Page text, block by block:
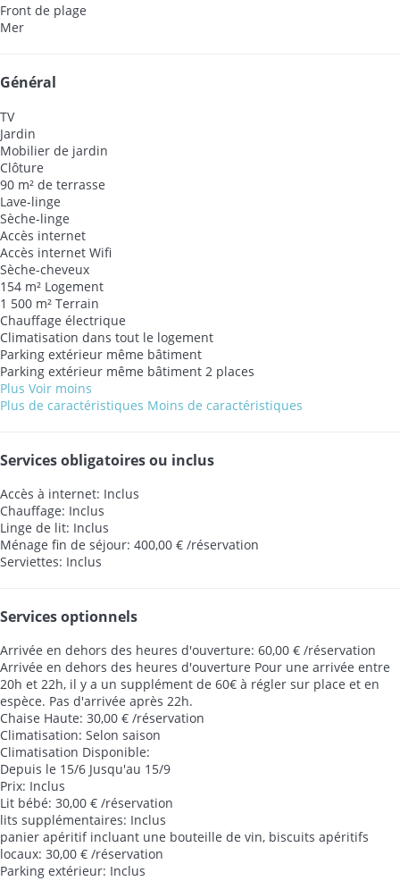
Front de plage
Mer
Général
TV
Jardin
Mobilier de jardin
Clôture
90 m² de terrasse
Lave-linge
Sèche-linge
Accès internet
Accès internet Wifi
Sèche-cheveux
154 m² Logement
1 500 m² Terrain
Chauffage électrique
Climatisation dans tout le logement
Parking extérieur même bâtiment
Parking extérieur même bâtiment 2 places
Plus Voir moins
Plus de caractéristiques Moins de caractéristiques
Services obligatoires ou inclus
Accès à internet: Inclus
Chauffage: Inclus
Linge de lit: Inclus
Ménage fin de séjour: 400,00 € /réservation
Serviettes: Inclus
Services optionnels
Arrivée en dehors des heures d'ouverture: 60,00 € /réservation
Arrivée en dehors des heures d'ouverture Pour une arrivée entre
20h et 22h, il y a un supplément de 60€ à régler sur place et en
espèce. Pas d'arrivée après 22h.
Chaise Haute: 30,00 € /réservation
Climatisation: Selon saison
Climatisation Disponible:
Depuis le 15/6 Jusqu'au 15/9
Prix: Inclus
Lit bébé: 30,00 € /réservation
lits supplémentaires: Inclus
panier apéritif incluant une bouteille de vin, biscuits apéritifs
locaux: 30,00 € /réservation
Parking extérieur: Inclus